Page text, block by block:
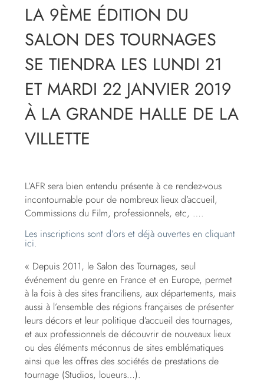
LA 9ÈME ÉDITION DU
SALON DES TOURNAGES
SE TIENDRA LES LUNDI 21
ET MARDI 22 JANVIER 2019
À LA GRANDE HALLE DE LA
VILLETTE
L’AFR sera bien entendu présente à ce rendez-vous
incontournable pour de nombreux lieux d’accueil,
Commissions du Film, professionnels, etc, ….
Les inscriptions sont d’ors et déjà ouvertes en cliquant
ici.
« Depuis 2011, le Salon des Tournages, seul
événement du genre en France et en Europe, permet
à la fois à des sites franciliens, aux départements, mais
aussi à l’ensemble des régions françaises de présenter
leurs décors et leur politique d’accueil des tournages,
et aux professionnels de découvrir de nouveaux lieux
ou des éléments méconnus de sites emblématiques
ainsi que les offres des sociétés de prestations de
tournage (Studios, loueurs…).